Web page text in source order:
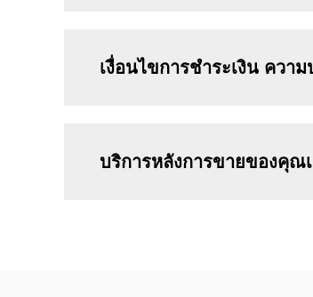
เงื่อนไขการชำระเงิน ควา
บริการหลังการขายของคุณ